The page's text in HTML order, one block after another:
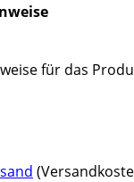
für das